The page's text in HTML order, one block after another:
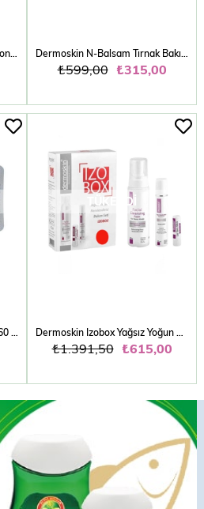
Dermoskin Ultra Face Protection Sun Gel Cream Spf 97 50 ml
₺315,00
₺599,00
TÜKENDI
₺615,00
₺1.391,50